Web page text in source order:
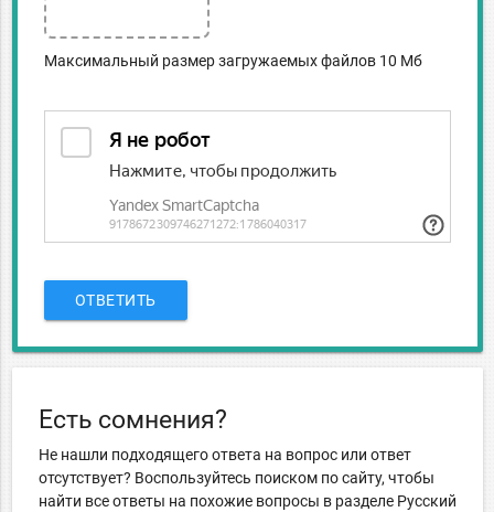
Максимальный размер загружаемых файлов 10 Мб
ОТВЕТИТЬ
Есть сомнения?
Не нашли подходящего ответа на вопрос или ответ
отсутствует? Воспользуйтесь поиском по сайту, чтобы
найти все ответы на похожие вопросы в разделе Русский